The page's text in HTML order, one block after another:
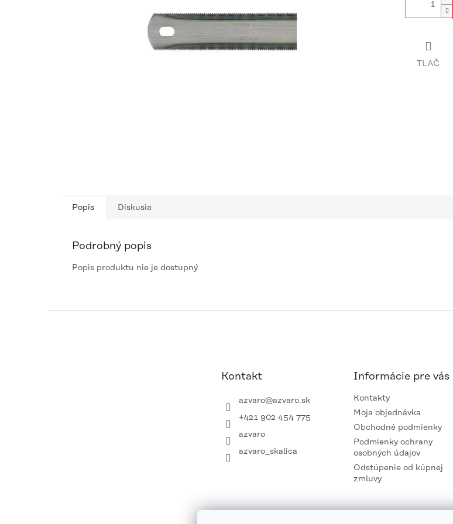
TLAČ
Popis Diskusia
Podrobný popis
Popis produktu nie je dostupný
Kontakt
azvaro@azvaro.sk
+421 902 454 775
azvaro
azvaro_skalica
Informácie pre vás
Kontakty
Moja objednávka
Obchodné podmienky
Podmienky ochrany
osobných údajov
Odstúpenie od kúpnej
zmluvy